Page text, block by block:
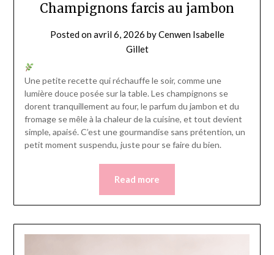
Champignons farcis au jambon
Posted onavril 6, 2026 byCenwen Isabelle
Gillet
Une petite recette qui réchauffe le soir, comme une
lumière douce posée sur la table. Les champignons se
dorent tranquillement au four, le parfum du jambon et du
fromage se mêle à la chaleur de la cuisine, et tout devient
simple, apaisé. C’est une gourmandise sans prétention, un
petit moment suspendu, juste pour se faire du bien.
Read more